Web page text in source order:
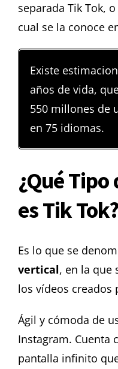
separada Tik Tok,
cual se la conoce
Existe
años de vida,
550 millones de
en 75 idiomas.
¿Qué Tipo
es Tik Tok?
Es lo que se
vertical, en la que
los vídeos creados
Ágil y cómoda de
Instagram. Cuenta
pantalla infinito